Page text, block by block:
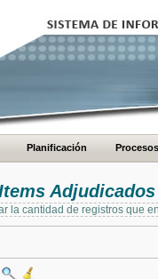
Planificación Procesos
Adjudicados
la cantidad de registros que